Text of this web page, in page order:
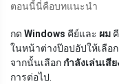
ตอนนี้นี่คือบทแนะนำ
กด Windows คีย์และ ผม
ในหน้าต่างป๊อปอัปให้เลือก
จากนั้นเลือก กำลังเล่นเสีย
การต่อไป.